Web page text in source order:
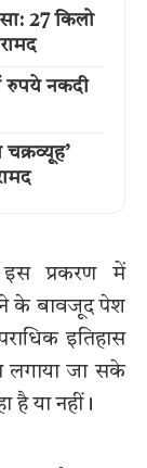
27 किलो
रुपये नकदी
इस प्रकरण में
के बावजूद पेश
इतिहास
लगाया जा सके
है या नहीं।